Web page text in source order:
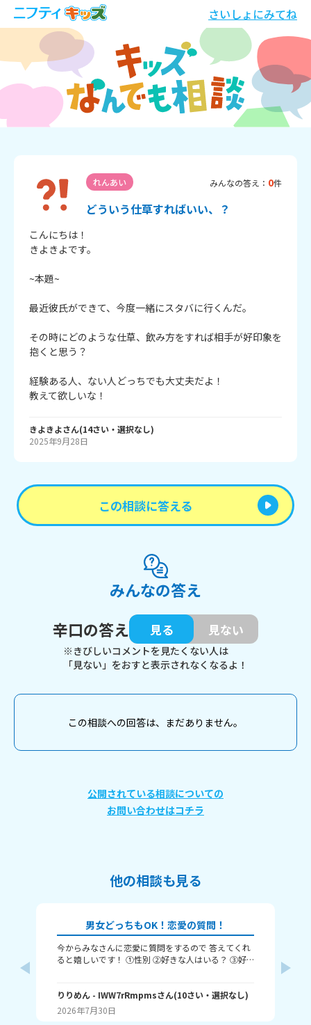
さいしょにみてね
れんあい みんなの答え： 0件
どういう仕草すればいい、？
こんにちは！
きよきよです。
~本題~
最近彼氏ができて、今度一緒にスタバに行くんだ。
その時にどのような仕草、飲み方をすれば相手が好印象を
抱くと思う？
経験ある人、ない人どっちでも大丈夫だよ！
教えて欲しいな！
きよきよさん(14さい・ 選択なし)
2025年9月28日
この相談に答える
みんなの答え
辛口の答え
見る 見ない
※きびしいコメントを見たくない人は
「見ない」をおすと表示されなくなるよ！
この相談への回答は、まだありません。
公開されている相談についての
お問い合わせはコチラ
他の相談も見る
男女どっちもOK！恋愛の質問！
今からみなさんに恋愛に質問をするので 答えてくれ
ると嬉しいです！ ①性別 ②好きな人はいる？ ③好
す！ 最後まで見てくれてありがとう！ ではバイバ
イ！
りりめん - IWW7rRmpmsさん(10さい・ 選択なし)
2026年7月30日